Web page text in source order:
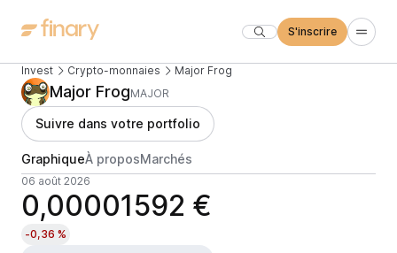
S'inscrire
Invest Crypto-monnaies Major Frog
Major FrogMAJOR
Suivre dans votre portfolio
GraphiqueÀ proposMarchés
06 août 2026
0,00001592 €
-0,36 %